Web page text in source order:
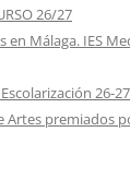
26/27
en Málaga. IES
26-27
premiados